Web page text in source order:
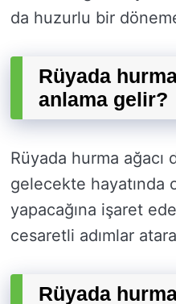
da huzurlu bir
Rüyada
anlama gelir?
Rüyada hurma
gelecekte hayatında
yapacağına işaret
cesaretli adımlar
Rüyada